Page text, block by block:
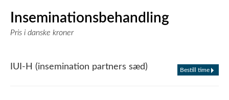
Inseminationsbehandling
Pris i danske kroner
IUI-H (insemination partners sæd) Bestill time